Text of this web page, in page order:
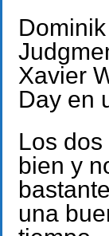
Xavier
Day en
Los
bien y
una